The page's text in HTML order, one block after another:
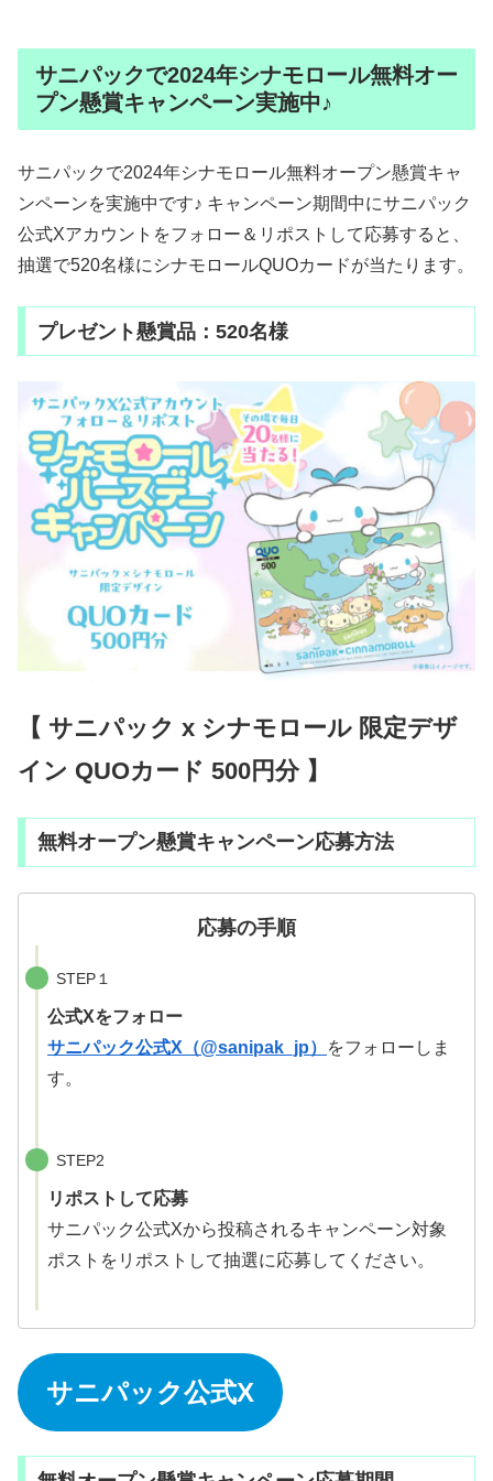
サニパックで2024年シナモロール無料オー
プン懸賞キャンペーン実施中♪
サニパックで2024年シナモロール無料オープン懸賞キャ
ンペーンを実施中です♪ キャンペーン期間中にサニパック
公式Xアカウントをフォロー＆リポストして応募すると、
抽選で520名様にシナモロールQUOカードが当たります。
プレゼント懸賞品：520名様
【 サニパック x シナモロール 限定デザ
イン QUOカード 500円分 】
無料オープン懸賞キャンペーン応募方法
応募の手順
STEP１
公式Xをフォロー
サニパック公式X（@sanipak_jp）
をフォローしま
す。
STEP2
リポストして応募
サニパック公式Xから投稿されるキャンペーン対象
ポストをリポストして抽選に応募してください。
サニパック公式X